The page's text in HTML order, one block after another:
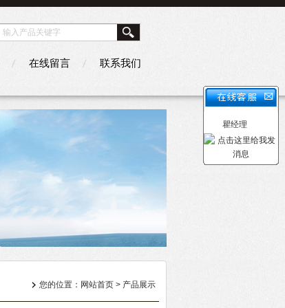
在线留言 联系我们
您的位置： 网站首页 > 产品展示
瞿经理